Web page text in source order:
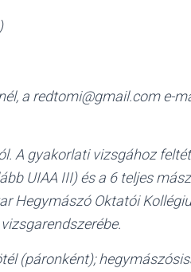
a redtomi@gmail.com e-
A gyakorlati vizsgához
UIAA III) és a 6 teljes
Hegymászó Oktatói
(páronként);